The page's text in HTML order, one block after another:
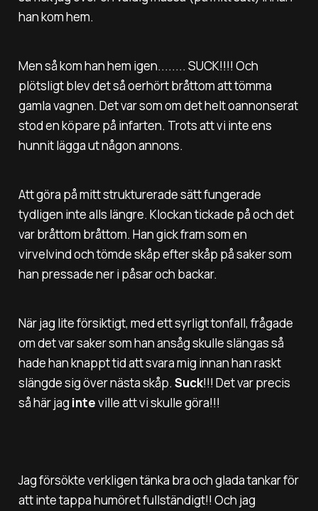
han kom hem.
Men så kom han hem igen........ SUCK!!!! Och
plötsligt blev det så oerhört bråttom att tömma
gamla vagnen. Det var som om det helt oannonserat
stod en köpare på infarten. Trots att vi inte ens
hunnit lägga ut någon annons.
Att göra på mitt strukturerade sätt fungerade
tydligen inte alls längre. Klockan tickade på och det
var bråttom bråttom. Han gick fram som en
virvelvind och tömde skåp efter skåp på saker som
han pressade ner i påsar och backar.
När jag lite försiktigt, med ett syrligt tonfall, frågade
om det var saker som han ansåg skulle slängas så
hade han knappt tid att svara mig innan han raskt
slängde sig över nästa skåp. Suck!!! Det var precis
så här jag inteville att vi skulle göra!!!
Jag försökte verkligen tänka bra och glada tankar för
att inte tappa humöret fullständigt!! Och jag